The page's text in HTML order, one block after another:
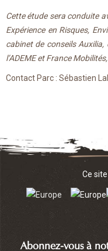
Cette étude sera conduite
Expérience en Risques,
cabinet de conseils Auxilia,
l’ADEME et France
Contact Parc : Sébastien
Abonnez-vous à
Ce